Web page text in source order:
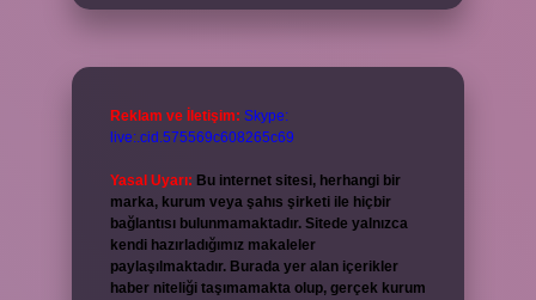
Reklam ve İletişim: Skype:
live:.cid.575569c608265c69
Yasal Uyarı: Bu internet sitesi, herhangi bir
marka, kurum veya şahıs şirketi ile hiçbir
bağlantısı bulunmamaktadır. Sitede yalnızca
kendi hazırladığımız makaleler
paylaşılmaktadır. Burada yer alan içerikler
haber niteliği taşımamakta olup, gerçek kurum